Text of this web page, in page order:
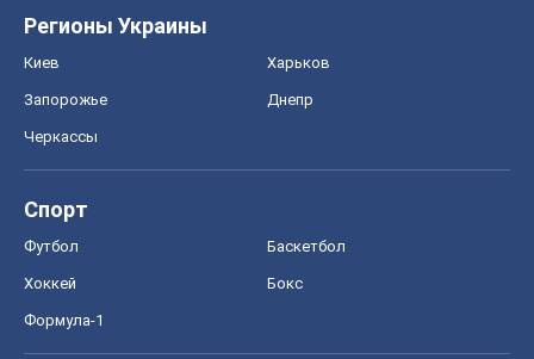
Регионы Украины
Киев Харьков
Запорожье Днепр
Черкассы
Спорт
Футбол Баскетбол
Хоккей Бокс
Формула-1